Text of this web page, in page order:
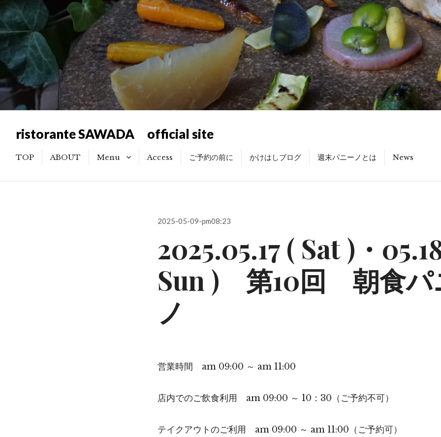
ristorante SAWADA official site
TOP ABOUT Menu
記念日・お祝い利用のお客様
Access ご予約の前に かけはしブログ 週末パニーノとは News
投
2025-05-09-pm08:23
2025.05.17 ( Sat )・
Sun ) 第10回 朝食パ
ノ
営業時間 am 09:00 ～ am 11:00
店内でのご飲食利用 am 09:00 ～ 10：30（ご予約不可）
テイクアウトのご利用 am 09:00 ～ am 11:00（ご予約可）